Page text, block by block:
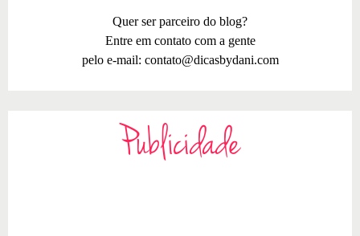
Quer ser parceiro do blog?
Entre em contato com a gente
pelo e-mail: contato@dicasbydani.com
Publicidade